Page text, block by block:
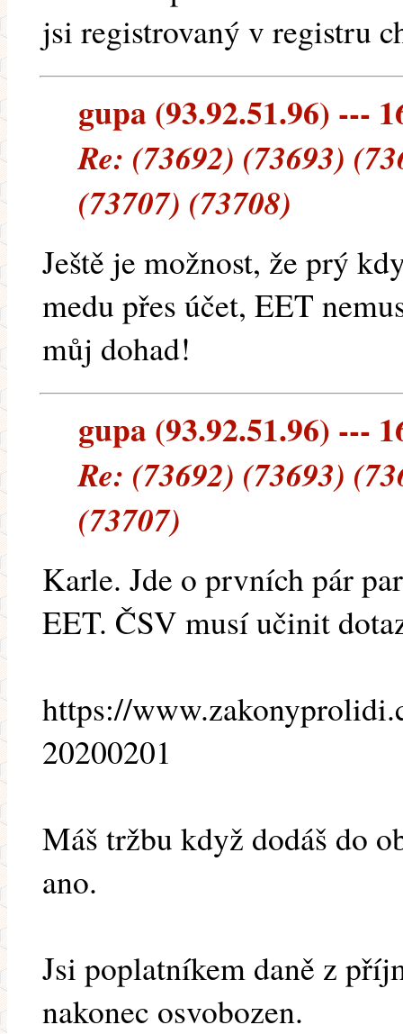
jsi registrovaný v registru
gupa (93.92.51.96) ---
Re: (73692) (73693)
(73707) (73708)
Ještě je možnost, že prý
medu přes účet, EET
můj dohad!
gupa (93.92.51.96) ---
Re: (73692) (73693)
(73707)
Karle. Jde o prvních pár
EET. ČSV musí učinit
https://
20200201
Máš tržbu když dodáš do
ano.
Jsi poplatníkem daně z
nakonec osvobozen.